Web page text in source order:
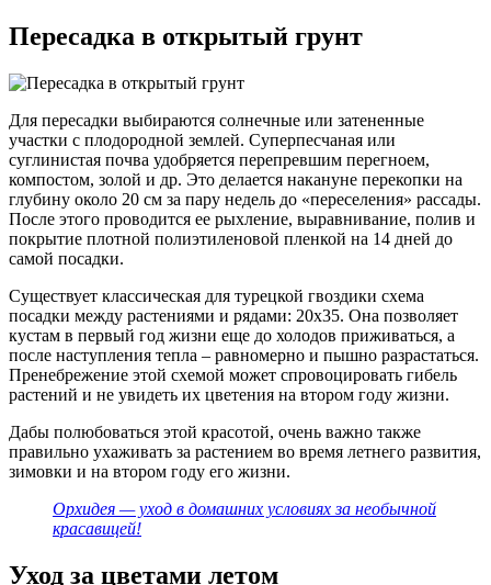
Пересадка в открытый грунт
Для пересадки выбираются солнечные или затененные
участки с плодородной землей. Суперпесчаная или
суглинистая почва удобряется перепревшим перегноем,
компостом, золой и др. Это делается накануне перекопки на
глубину около 20 см за пару недель до «переселения» рассады.
После этого проводится ее рыхление, выравнивание, полив и
покрытие плотной полиэтиленовой пленкой на 14 дней до
самой посадки.
Существует классическая для турецкой гвоздики схема
посадки между растениями и рядами: 20х35. Она позволяет
кустам в первый год жизни еще до холодов приживаться, а
после наступления тепла – равномерно и пышно разрастаться.
Пренебрежение этой схемой может спровоцировать гибель
растений и не увидеть их цветения на втором году жизни.
Дабы полюбоваться этой красотой, очень важно также
правильно ухаживать за растением во время летнего развития,
зимовки и на втором году его жизни.
Орхидея — уход в домашних условиях за необычной
красавицей!
Уход за цветами летом